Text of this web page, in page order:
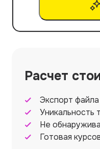
Расчет
Экспорт
Уникальность
Не
Готовая